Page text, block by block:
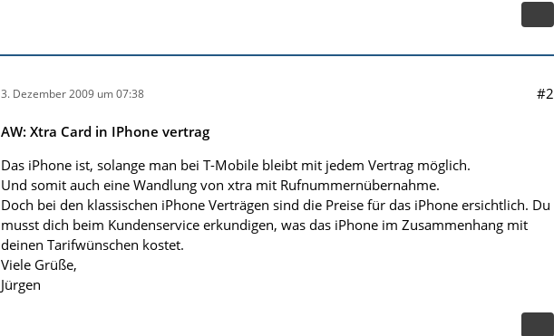
3. Dezember 2009 um 07:38 #2
AW: Xtra Card in IPhone vertrag
Das iPhone ist, solange man bei T-Mobile bleibt mit jedem Vertrag möglich.
Und somit auch eine Wandlung von xtra mit Rufnummernübernahme.
Doch bei den klassischen iPhone Verträgen sind die Preise für das iPhone ersichtlich. Du
musst dich beim Kundenservice erkundigen, was das iPhone im Zusammenhang mit
deinen Tarifwünschen kostet.
Viele Grüße,
Jürgen